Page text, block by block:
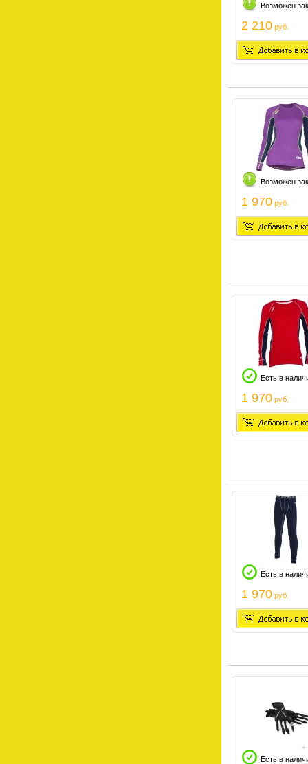
Возможен
2 210 руб.
Возможен
1 970 руб.
Есть в
1 970 руб.
Есть в
1 970 руб.
Есть в